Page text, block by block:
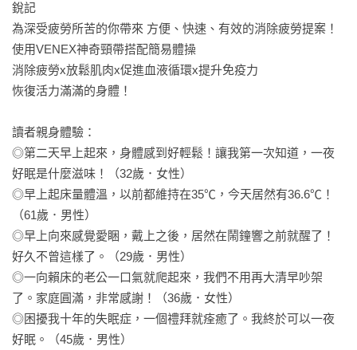
銳記
為深受疲勞所苦的你帶來 方便、快速、有效的消除疲勞提案！
使用VENEX神奇頸帶搭配簡易體操
消除疲勞x放鬆肌肉x促進血液循環x提升免疫力
恢復活力滿滿的身體！
讀者親身體驗：
◎第二天早上起來，身體感到好輕鬆！讓我第一次知道，一夜
好眠是什麼滋味！（32歲．女性）
◎早上起床量體溫，以前都維持在35℃，今天居然有36.6℃！
（61歲．男性）
◎早上向來感覺愛睏，戴上之後，居然在鬧鐘響之前就醒了！
好久不曾這樣了。（29歲．男性）
◎一向賴床的老公一口氣就爬起來，我們不用再大清早吵架
了。家庭圓滿，非常感謝！（36歲．女性）
◎困擾我十年的失眠症，一個禮拜就痊癒了。我終於可以一夜
好眠。（45歲．男性）